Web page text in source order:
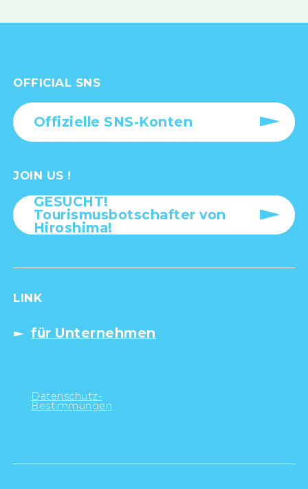
OFFICIAL SNS
Offizielle SNS-Konten
JOIN US !
GESUCHT!
Tourismusbotschafter von
Hiroshima!
LINK
für Unternehmen
Datenschutz-
Bestimmungen